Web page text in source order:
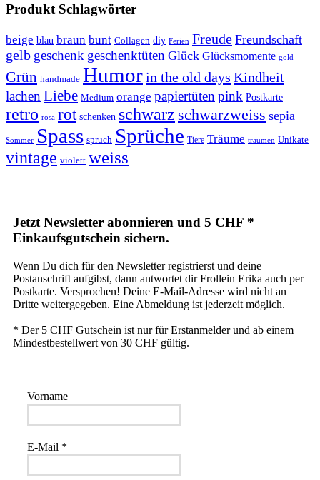
Produkt Schlagwörter
beige blau braun bunt Collagen diy Ferien Freude Freundschaft
gelb geschenk geschenktüten Glück Glücksmomente gold
Grün handmade Humorin the old days Kindheit
lachen Liebe Medium orange papiertüten pink Postkarte
retro rosa rot schenken schwarz schwarzweiss sepia
Sommer Spass spruch Sprüche Tiere Träume träumen Unikate
vintage violett weiss
Jetzt Newsletter abonnieren und 5 CHF *
Einkaufsgutschein sichern.
Wenn Du dich für den Newsletter registrierst und deine
Postanschrift aufgibst, dann antwortet dir Frollein Erika auch per
Postkarte. Versprochen! Deine E-Mail-Adresse wird nicht an
Dritte weitergegeben. Eine Abmeldung ist jederzeit möglich.
* Der 5 CHF Gutschein ist nur für Erstanmelder und ab einem
Mindestbestellwert von 30 CHF gültig.
Vorname
E-Mail *